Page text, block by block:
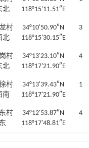
北
118°15'11.51″E
村
北
34°10'50.90″N
118°15'30.15″E
3
村
北
34°13'23.10″N
118°17'21.90″E
4
村
南
34°13'39.43″N
118°17'21.90″E
1
村
东
34°12'53.87″N
118°17'48.81″E
4